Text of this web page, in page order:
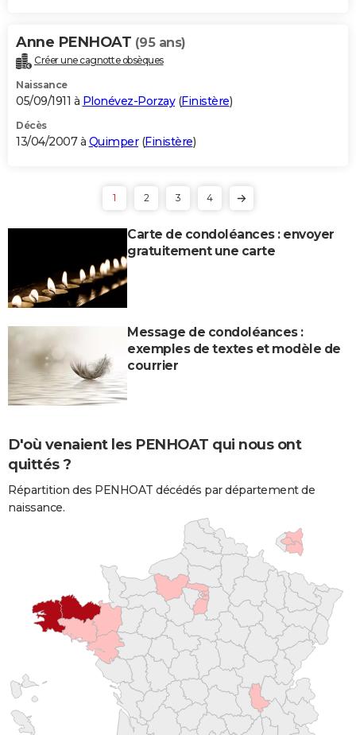
Anne PENHOAT (95 ans)
Créer une cagnotte obsèques
Naissance
05/09/1911 à Plonévez-Porzay(Finistère)
Décès
13/04/2007 à Quimper(Finistère)
1 2 3 4
Carte de condoléances : envoyer
gratuitement une carte
Message de condoléances :
exemples de textes et modèle de
courrier
D'où venaient les PENHOAT qui nous ont
quittés ?
Répartition des PENHOAT décédés par département de
naissance.